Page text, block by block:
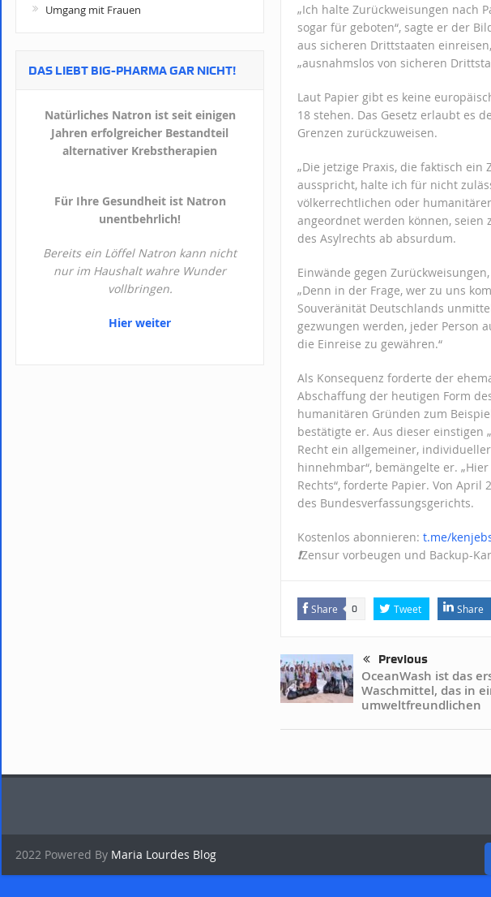
„Ich halte Zurückweisungen nach
sogar für geboten“, sagte er der
aus sicheren Drittstaaten
„ausnahmslos von sicheren
Laut Papier gibt es keine
18 stehen. Das Gesetz erlaubt es
Grenzen zurückzuweisen.
„Die jetzige Praxis, die faktisch
ausspricht, halte ich für nicht
völkerrechtlichen oder
angeordnet werden können, seien
des Asylrechts ab absurdum.
Einwände gegen
„Denn in der Frage, wer zu uns
Souveränität Deutschlands
gezwungen werden, jeder Person
die Einreise zu gewähren.“
Als Konsequenz forderte der
Abschaffung der heutigen Form
humanitären Gründen zum
bestätigte er. Aus dieser einstigen
Recht ein allgemeiner,
hinnehmbar“, bemängelte er.
Rechts“, forderte Papier. Von April
des Bundesverfassungsgerichts.
Kostenlos abonnieren: t.me/
❗️Zensur vorbeugen und Backup-
Share 0 Tweet Share
Previous
OceanWash ist das
Waschmittel, das in
umweltfreundlichen
Umgang mit Frauen
DAS LIEBT BIG-PHARMA GAR NICHT!
Natürliches Natron ist seit einigen
Jahren erfolgreicher Bestandteil
alternativer Krebstherapien
Für Ihre Gesundheit ist Natron
unentbehrlich!
Bereits ein Löffel Natron kann nicht
nur im Haushalt wahre Wunder
vollbringen.
Hier weiter
2022 Powered By Maria Lourdes Blog